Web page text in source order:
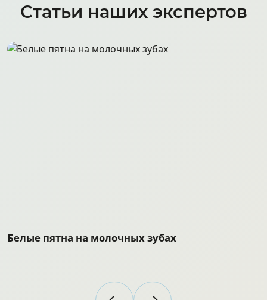
Статьи наших экспертов
Белые пятна на молочных зубах